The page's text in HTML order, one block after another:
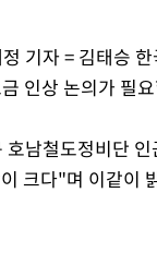
기자 = 김태승
인상 논의가 필
남철도정비단
크다"며 이같이